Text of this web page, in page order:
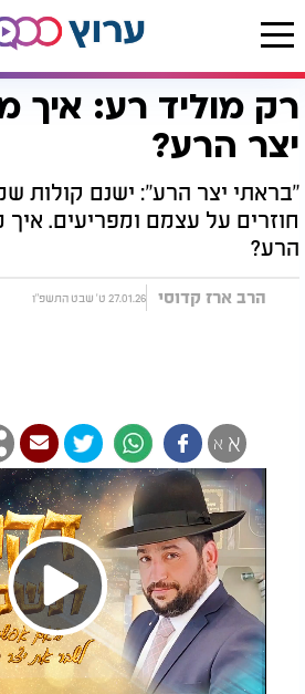
דף הבית יהדות רק מוליד רע: איך מסלקים את יצר הרע?
רק מוליד רע: איך
יצר הרע?
"בראתי יצר הרע": ישנם קולות
חוזרים על עצמם ומפריעים.
הרע?
הרב ארז קדוסי 27.01.26 ט' שבט התשפ"ו
א א
Play
להמשך קריאה